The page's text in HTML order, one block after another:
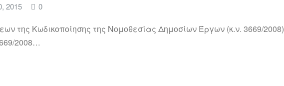
2015 0
της Κωδικοποίησης της Νομοθεσίας Δημοσίων Έργων (κ.ν. 3669/2008)
2008…